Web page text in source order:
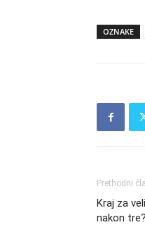
OZNAKE
Prethodni
Kraj za
nakon